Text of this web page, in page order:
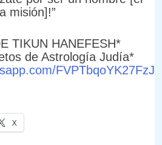
misión]!”
TIKUN HANEFESH*
de Astrología Judía*
X